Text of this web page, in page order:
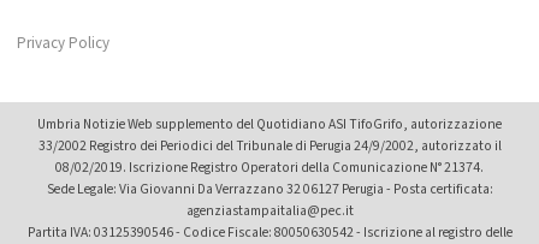
Privacy Policy
Umbria Notizie Web supplemento del Quotidiano ASI TifoGrifo, autorizzazione
33/2002 Registro dei Periodici del Tribunale di Perugia 24/9/2002, autorizzato il
08/02/2019. Iscrizione Registro Operatori della Comunicazione N° 21374.
Sede Legale: Via Giovanni Da Verrazzano 32 06127 Perugia - Posta certificata:
agenziastampaitalia@pec.it
Partita IVA: 03125390546 - Codice Fiscale: 80050630542 - Iscrizione al registro delle